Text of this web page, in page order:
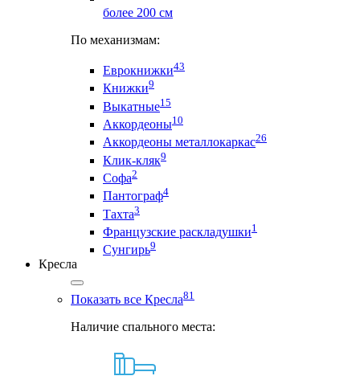
более 200 см
По механизмам:
Еврокнижки43
Книжки9
Выкатные15
Аккордеоны10
Аккордеоны металлокаркас26
Клик-кляк9
Софа2
Пантограф4
Тахта3
Французские раскладушки1
Сунгирь9
Кресла
Показать все Кресла81
Наличие спального места: